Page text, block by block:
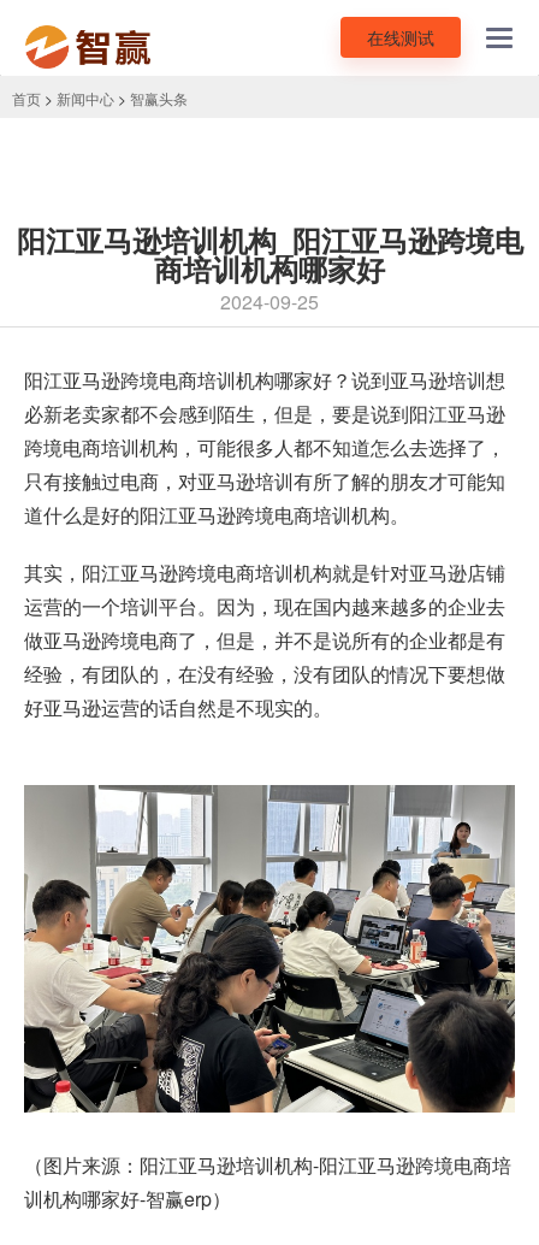
在线测试
首页 > 新闻中心 > 智赢头条
阳江亚马逊培训机构_阳江亚马逊跨境电
商培训机构哪家好
2024-09-25
阳江亚马逊跨境电商培训机构哪家好？说到亚马逊培训想
必新老卖家都不会感到陌生，但是，要是说到阳江亚马逊
跨境电商培训机构，可能很多人都不知道怎么去选择了，
只有接触过电商，对亚马逊培训有所了解的朋友才可能知
道什么是好的阳江亚马逊跨境电商培训机构。
其实，阳江亚马逊跨境电商培训机构就是针对亚马逊店铺
运营的一个培训平台。因为，现在国内越来越多的企业去
做亚马逊跨境电商了，但是，并不是说所有的企业都是有
经验，有团队的，在没有经验，没有团队的情况下要想做
好亚马逊运营的话自然是不现实的。
（图片来源：阳江亚马逊培训机构-阳江亚马逊跨境电商培
训机构哪家好-智赢erp）